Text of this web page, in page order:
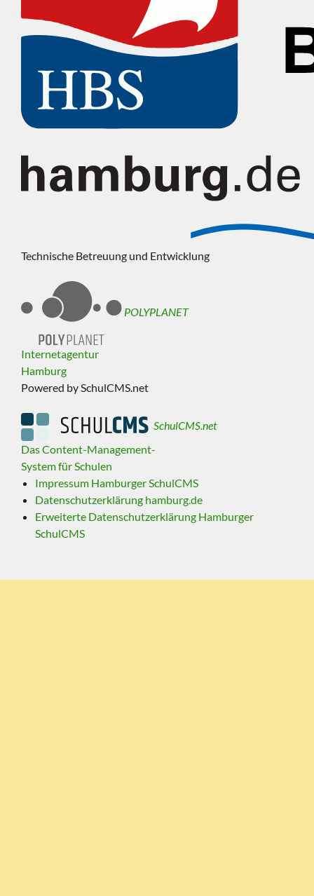
Technische Betreuung und Entwicklung
POLYPLANET
Internetagentur
Hamburg
Powered by SchulCMS.net
SchulCMS.net
Das Content-Management-
System für Schulen
Impressum Hamburger SchulCMS
Datenschutzerklärung hamburg.de
Erweiterte Datenschutzerklärung Hamburger
SchulCMS